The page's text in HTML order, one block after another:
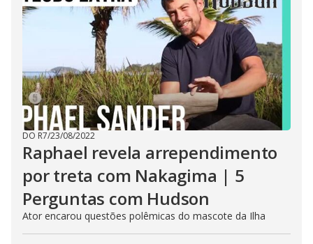
DO R7/23/08/2022
Raphael revela arrependimento
por treta com Nakagima | 5
Perguntas com Hudson
Ator encarou questões polêmicas do mascote da Ilha